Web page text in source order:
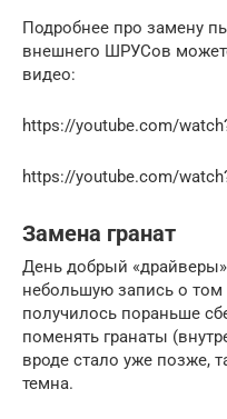
Подробнее про замену
внешнего ШРУСов
видео:
https://youtube.com/
https://youtube.com/
Замена гранат
День добрый
небольшую запись о том
получилось пораньше
поменять гранаты
вроде стало уже позже,
темна.